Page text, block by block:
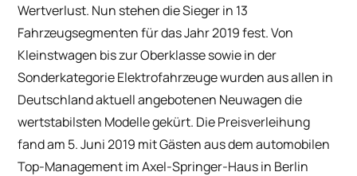
Wertverlust. Nun stehen die Sieger in 13
Fahrzeugsegmenten für das Jahr 2019 fest. Von
Kleinstwagen bis zur Oberklasse sowie in der
Sonderkategorie Elektrofahrzeuge wurden aus allen in
Deutschland aktuell angebotenen Neuwagen die
wertstabilsten Modelle gekürt. Die Preisverleihung
fand am 5. Juni 2019 mit Gästen aus dem automobilen
Top-Management im Axel-Springer-Haus in Berlin